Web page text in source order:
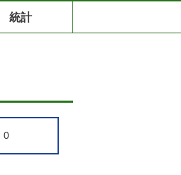
統計
0